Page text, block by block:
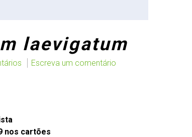
laevigatum
Escreva um comentário
nos cartões